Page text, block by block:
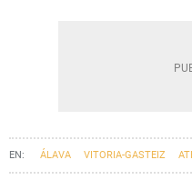
ÁLAVA VITORIA-GASTEIZ